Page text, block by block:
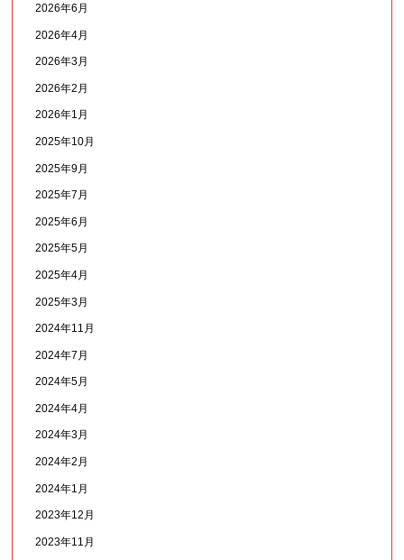
2026年6月
2026年4月
2026年3月
2026年2月
2026年1月
2025年10月
2025年9月
2025年7月
2025年6月
2025年5月
2025年4月
2025年3月
2024年11月
2024年7月
2024年5月
2024年4月
2024年3月
2024年2月
2024年1月
2023年12月
2023年11月